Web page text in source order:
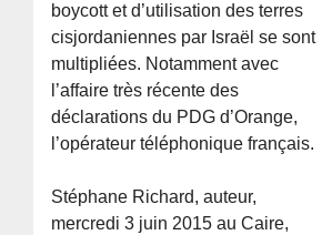
boycott et d’utilisation des terres
cisjordaniennes par Israël se sont
multipliées. Notamment avec
l’affaire très récente des
déclarations du PDG d’Orange,
l’opérateur téléphonique français.
Stéphane Richard, auteur,
mercredi 3 juin 2015 au Caire,